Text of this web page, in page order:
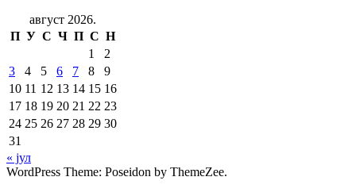
август 2026.
П У С Ч П С Н
1
2
3
4 5 6 7 8
9
10 11 12 13 14 15 16
17 18 19 20 21 22 23
24 25 26 27 28 29 30
31
« јул
WordPress Theme: Poseidon by ThemeZee.